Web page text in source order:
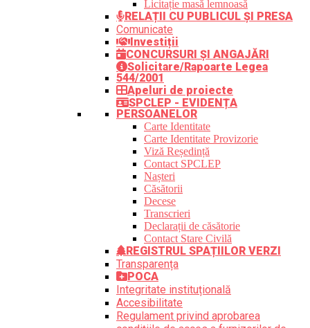
Licitație masă lemnoasă
RELAȚII CU PUBLICUL ȘI PRESA
Comunicate
Investiții
CONCURSURI ȘI ANGAJĂRI
Solicitare/Rapoarte Legea
544/2001
Apeluri de proiecte
SPCLEP - EVIDENȚA
PERSOANELOR
Carte Identitate
Carte Identitate Provizorie
Viză Reședință
Contact SPCLEP
Nașteri
Căsătorii
Decese
Transcrieri
Declarații de căsătorie
Contact Stare Civilă
REGISTRUL SPAȚIILOR VERZI
Transparența
POCA
Integritate instituțională
Accesibilitate
Regulament privind aprobarea